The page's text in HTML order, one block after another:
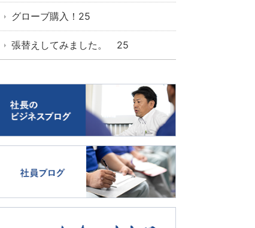
グローブ購入！25
張替えしてみました。 25